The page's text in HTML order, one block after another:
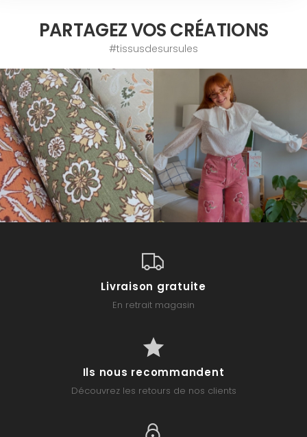
PARTAGEZ VOS CRÉATIONS
#tissusdesursules
Livraison gratuite
En retrait magasin
Ils nous recommandent
Découvrez les retours de nos clients